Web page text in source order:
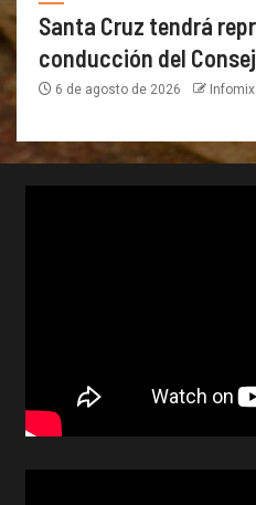
Santa Cruz tendrá
conducción del
6 de agosto de 2026 Infomix